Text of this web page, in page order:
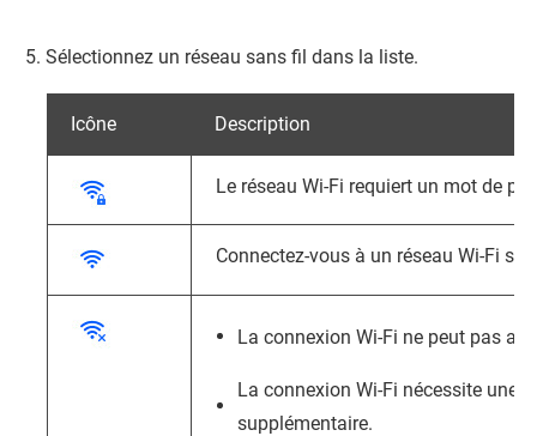
Sélectionnez un réseau sans fil dans la liste.
Icône Description
Le réseau Wi-Fi requiert un mot de
Connectez-vous à un réseau Wi-Fi
La connexion Wi-Fi ne peut pas
La connexion Wi-Fi nécessite une
supplémentaire.